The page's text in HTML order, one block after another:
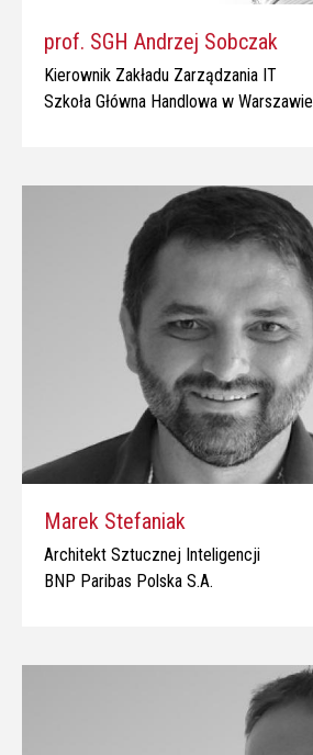
prof. SGH Andrzej Sobczak
Kierownik Zakładu Zarządzania IT
Szkoła Główna Handlowa w Warszawie
Marek Stefaniak
Architekt Sztucznej Inteligencji
BNP Paribas Polska S.A.